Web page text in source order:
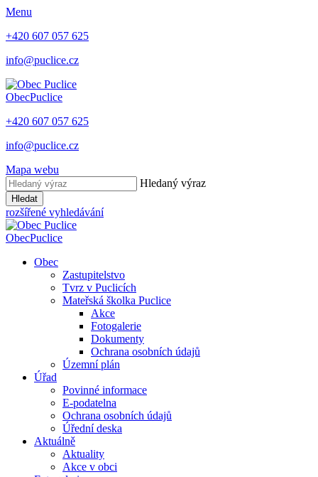
Menu
+420 607 057 625
info@puclice.cz
ObecPuclice
+420 607 057 625
info@puclice.cz
Mapa webu
Hledaný výraz
Hledat
rozšířené vyhledávání
ObecPuclice
Obec
Zastupitelstvo
Tvrz v Puclicích
Mateřská školka Puclice
Akce
Fotogalerie
Dokumenty
Ochrana osobních údajů
Územní plán
Úřad
Povinné informace
E-podatelna
Ochrana osobních údajů
Úřední deska
Aktuálně
Aktuality
Akce v obci